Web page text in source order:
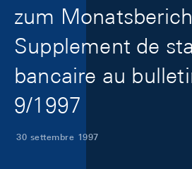
zum
Supplement de
bancaire au
9/1997
30 settembre 1997